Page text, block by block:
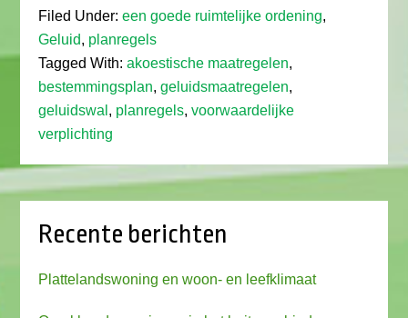
Filed Under:een goede ruimtelijke ordening,
Geluid, planregels
Tagged With:akoestische maatregelen,
bestemmingsplan,geluidsmaatregelen,
geluidswal , planregels,voorwaardelijke
verplichting
Recente berichten
Plattelandswoning en woon- en leefklimaat